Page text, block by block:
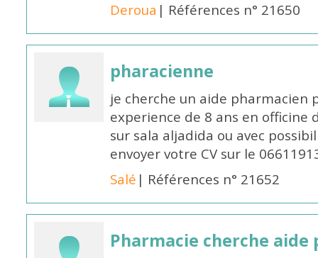
Deroua | Références n° 21650
pharacienne
je cherche un aide pharmacien
experience de 8 ans en
sur sala aljadida ou avec
envoyer votre CV sur le
Salé | Références n° 21652
Pharmacie cherche aide